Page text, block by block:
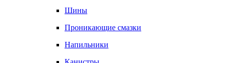
Шины
Проникающие смазки
Напильники